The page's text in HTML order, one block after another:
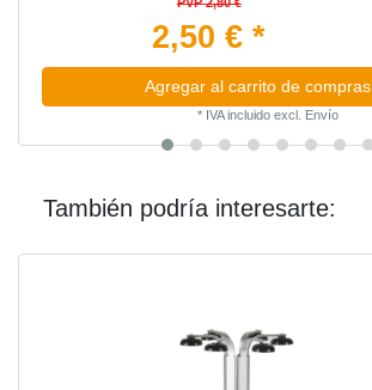
2,50 € *
Agregar al carrito de compras
* IVA incluido excl. Envío
También podría interesarte: